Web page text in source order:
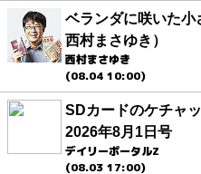
ベランダに咲いた小
西村まさゆき）
西村まさゆき
(08.04 10:00)
SDカードのケチャ
2026年8月1日号
デイリーポータルZ
(08.03 17:00)